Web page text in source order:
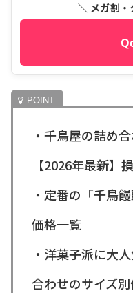
＼ メガ割
・千鳥屋の詰め
【2026年最新】
・定番の「千鳥
価格一覧
・洋菓子派に大
合わせのサイズ